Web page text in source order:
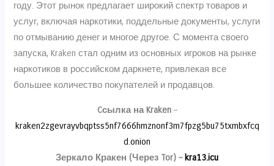
году. Этот рынок предлагает широкий спектр товаров и
услуг, включая наркотики, поддельные документы, услуги
по отмыванию денег и многое другое. С момента своего
запуска, Kraken стал одним из основных игроков на рынке
наркотиков в российском даркнете, привлекая все
большее количество покупателей и продавцов.
Cсылка на Kraken–
kraken2zgevrayvbqptss5nf7666hmznonf3m7fpzg5bu75txmbxfcq
d.onion
Зеркало Кракен (Через Tor) – kra13.icu